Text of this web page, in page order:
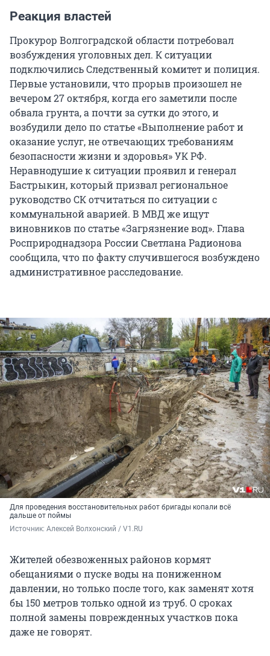
Реакция властей
Прокурор Волгоградской области потребовал
возбуждения уголовных дел. К ситуации
подключились Следственный комитет и полиция.
Первые установили, что прорыв произошел не
вечером 27 октября, когда его заметили после
обвала грунта, а почти за сутки до этого, и
возбудили дело по статье «Выполнение работ и
оказание услуг, не отвечающих требованиям
безопасности жизни и здоровья» УК РФ.
Неравнодушие к ситуации проявил и генерал
Бастрыкин, который призвал региональное
руководство СК отчитаться по ситуации с
коммунальной аварией. В МВД же ищут
виновников по статье «Загрязнение вод». Глава
Росприроднадзора России Светлана Радионова
сообщила, что по факту случившегося возбуждено
административное расследование.
Для проведения восстановительных работ бригады копали всё
дальше от поймы
Источник: Алексей Волхонский / V1.RU
Жителей обезвоженных районов кормят
обещаниями о пуске воды на пониженном
давлении, но только после того, как заменят хотя
бы 150 метров только одной из труб. О сроках
полной замены поврежденных участков пока
даже не говорят.